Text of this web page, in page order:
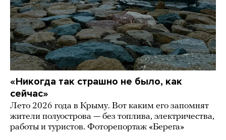
«Никогда так страшно не было, как
сейчас»
Лето 2026 года в Крыму. Вот каким его запомнят
жители полуострова — без топлива, электричества,
работы и туристов. Фоторепортаж «Берега»